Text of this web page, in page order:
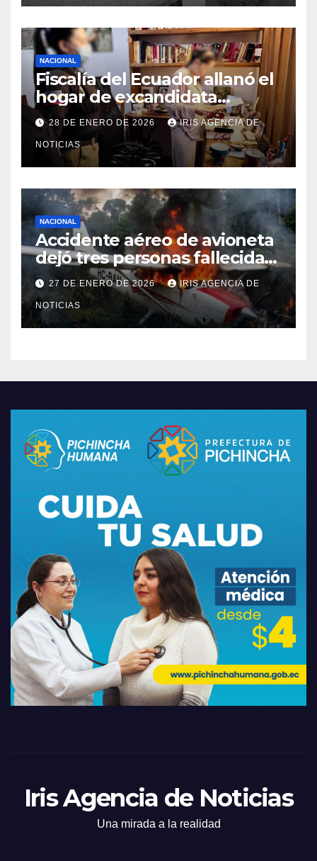
NACIONAL
Fiscalía del Ecuador allanó el
hogar de excandidata
presidencial vinculada al caso
Caja Chica
28 DE ENERO DE 2026 IRIS AGENCIA DE
NOTICIAS
NACIONAL
Accidente aéreo de avioneta
dejó tres personas fallecidas
en provincia de Morona
Santiago
27 DE ENERO DE 2026 IRIS AGENCIA DE
NOTICIAS
Iris Agencia de Noticias
Una mirada a la realidad